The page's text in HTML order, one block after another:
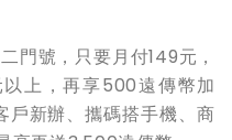
號，只要月付149元，
上，再享500遠傳幣加
新辦、攜碼搭手機、商